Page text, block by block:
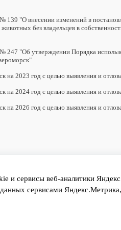
"О внесении изменений в
без владельцев в
"Об утверждении Порядка
на 2023 год с целью выявления и
на 2024 год с целью выявления и
на 2026 год с целью выявления и
и сервисы веб-аналитики
сервисами